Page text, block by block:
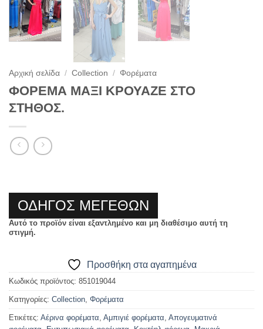
Αρχική σελίδα / Collection / Φορέματα
ΦΟΡΕΜΑ ΜΑΞΙ ΚΡΟΥΑΖΕ ΣΤΟ
ΣΤΗΘΟΣ.
ΟΔΗΓΟΣ ΜΕΓΕΘΩΝ
Αυτό το προϊόν είναι εξαντλημένο και μη διαθέσιμο αυτή τη
στιγμή.
Προσθήκη στα αγαπημένα
Κωδικός προϊόντος: 851019044
Κατηγορίες: Collection Φορέματα
Ετικέτες: Αέρινα φορέματα Αμπιγιέ φορέματα Απογευματινά